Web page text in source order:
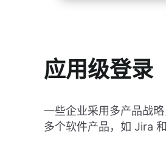
应用级登录
一些企业采用多产品战
多个软件产品，如 Jira